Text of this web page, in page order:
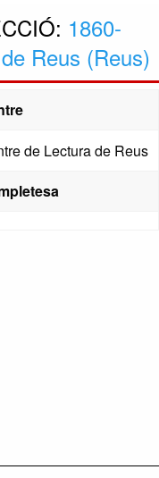
1860-
Reus (Reus)
de Lectura de Reus